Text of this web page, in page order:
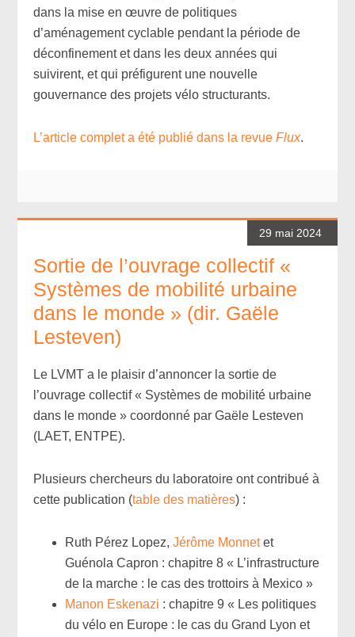
dans la mise en œuvre de politiques
d’aménagement cyclable pendant la période de
déconfinement et dans les deux années qui
suivirent, et qui préfigurent une nouvelle
gouvernance des projets vélo structurants.
L’article complet a été publié dans la revueFlux.
29 mai 2024
Sortie de l’ouvrage collectif «
Systèmes de mobilité urbaine
dans le monde » (dir. Gaële
Lesteven)
Le LVMT a le plaisir d’annoncer la sortie de
l’ouvrage collectif « Systèmes de mobilité urbaine
dans le monde » coordonné par Gaële Lesteven
(LAET, ENTPE).
Plusieurs chercheurs du laboratoire ont contribué à
cette publication (table des matières) :
Ruth Pérez Lopez,Jérôme Monnetet
Guénola Capron : chapitre 8 « L’infrastructure
de la marche : le cas des trottoirs à Mexico »
Manon Eskenazi : chapitre 9 « Les politiques
du vélo en Europe : le cas du Grand Lyon et